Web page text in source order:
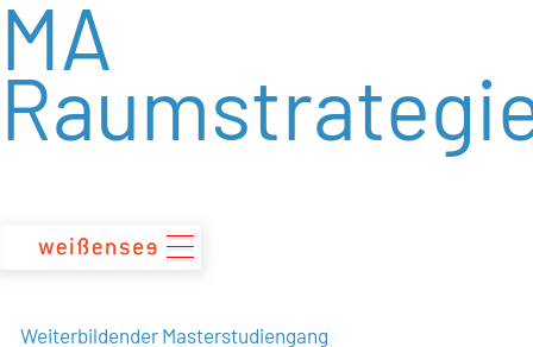
zum
Inhalt
MA
Weiterbildender Masterstudiengang